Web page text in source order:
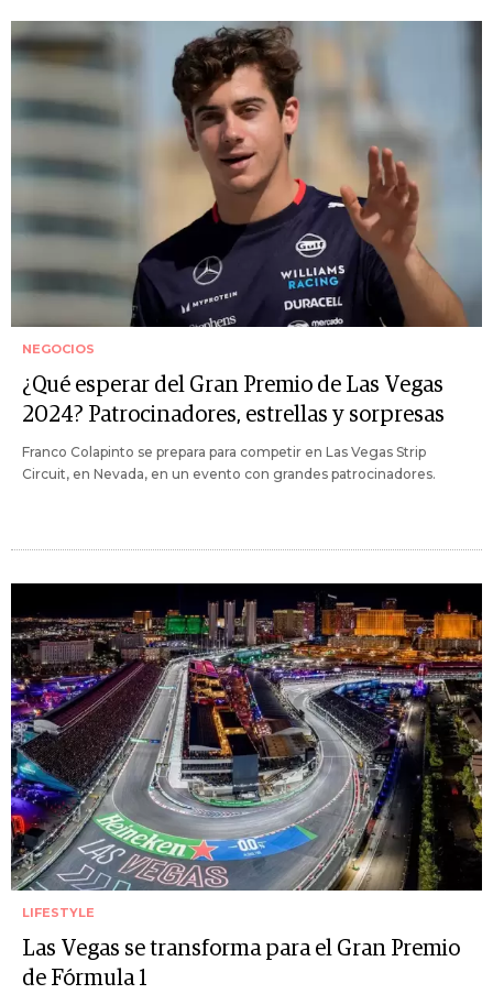
NEGOCIOS
¿Qué esperar del Gran Premio de Las Vegas
2024? Patrocinadores, estrellas y sorpresas
Franco Colapinto se prepara para competir en Las Vegas Strip
Circuit, en Nevada, en un evento con grandes patrocinadores.
LIFESTYLE
Las Vegas se transforma para el Gran Premio
de Fórmula 1